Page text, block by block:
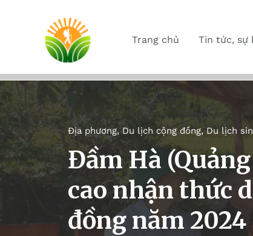
Trang chủ Tin tức, sự
Địa phương,Du lịch cộng đồng, Du lịch
Đầm Hà
cao nhận thức
đồng năm 2024